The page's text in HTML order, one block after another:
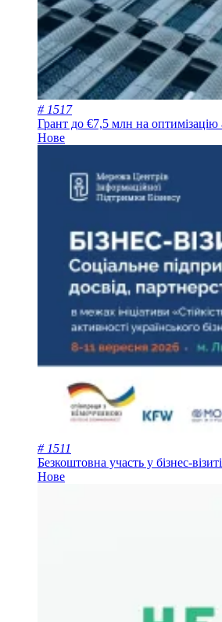
# 1517
Грант до €7,5 млн на оптимізацію
Нове
# 1511
Безкоштовна участь у бізнес-
Нове